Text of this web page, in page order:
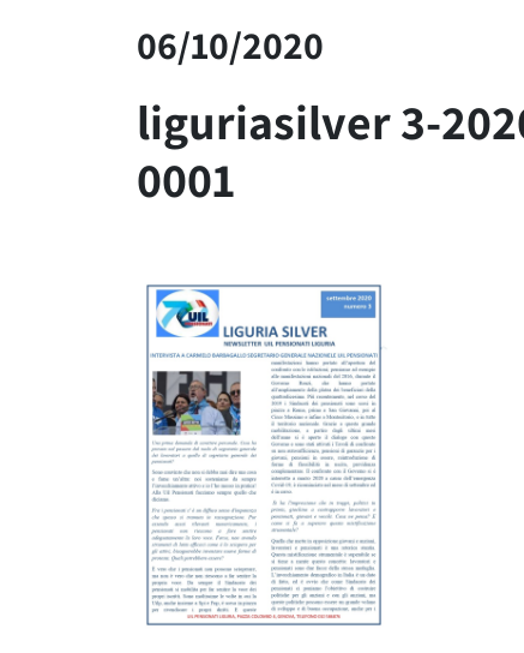
06/10/2020
liguriasilver 3-
0001